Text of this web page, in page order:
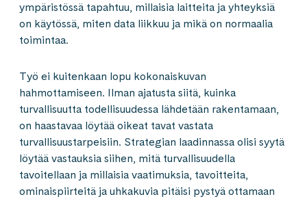
ympäristössä tapahtuu, millaisia laitteita ja yhteyksiä
on käytössä, miten data liikkuu ja mikä on normaalia
toimintaa.
Työ ei kuitenkaan lopu kokonaiskuvan
hahmottamiseen. Ilman ajatusta siitä, kuinka
turvallisuutta todellisuudessa lähdetään rakentamaan,
on haastavaa löytää oikeat tavat vastata
turvallisuustarpeisiin. Strategian laadinnassa olisi syytä
löytää vastauksia siihen, mitä turvallisuudella
tavoitellaan ja millaisia vaatimuksia, tavoitteita,
ominaispiirteitä ja uhkakuvia pitäisi pystyä ottamaan